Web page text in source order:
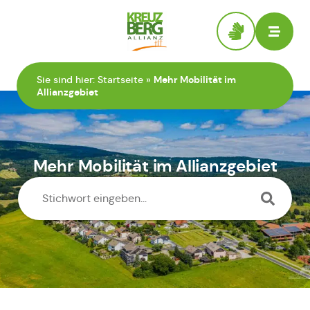
Sie sind hier: Startseite » Mehr Mobilität im
Allianzgebiet
Mehr Mobilität im Allianzgebiet